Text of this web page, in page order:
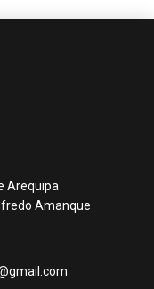
Arequipa
Amanque